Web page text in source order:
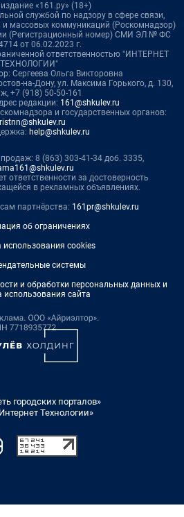
«161.ру» (18+)
службой по надзору в сфере связи,
массовых коммуникаций (Роскомнадзор)
(Регистрационный номер) СМИ ЭЛ № ФС
от 06.02.2023 г.
ответственностью "ИНТЕРНЕТ
ТЕХНОЛОГИИ"
Сергеева Ольга Викторовна
на-Дону, ул. Максима Горького, д. 130,
+7 (918) 50-50-161
редакции: 161@shkulev.ru
и государственных органов:
help@shkulev.ru
8 (863) 303-41-34 доб. 3335,
ответственности за достоверность
в рекламных объявлениях.
партнёрства: 161pr@shkulev.ru
об ограничениях
использования cookies
системы
и обработки персональных данных и
использования сайта
городских порталов»
Технологии»